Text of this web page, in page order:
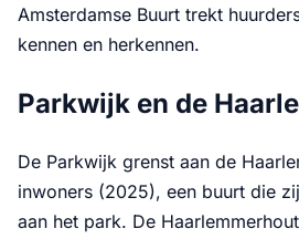
Amsterdamse Buurt trekt
kennen en herkennen.
Parkwijk en de
De Parkwijk grenst aan de
inwoners (2025), een buurt die
aan het park. De